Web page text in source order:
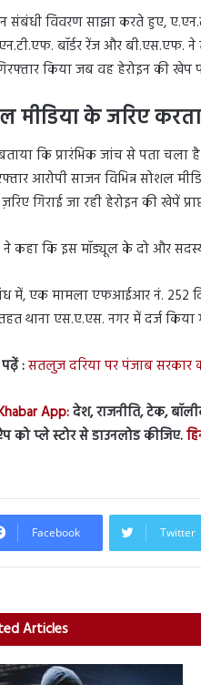
विवरण साझा करते हुए,
बॉर्डर रेंज और बी.एस.एफ.
किया जब वह हेरोइन की खेप
मीडिया के जरिए
कि प्रारंभिक जांच से पता
आरोपी साजन विभिन्न सोशल
गिराई जा रही हेरोइन की खेपें
ने कहा कि इस मॉड्यूल के दो और
में, एक मामला एफआईआर नं. 252
थाना एस.ए.एस. नगर में दर्ज किया
:सतलुज दरिया पर पंजाब सरकार
App:देश, राजनीति, टेक,
को प्ले स्टोर से डाउनलोड कीजिए.
Facebook Twitter
Articles